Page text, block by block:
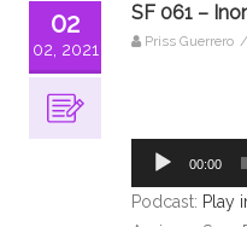
02
02, 2021
SF 061 –
Priss Guerrero /
áudio
00:00
Podcast: Play